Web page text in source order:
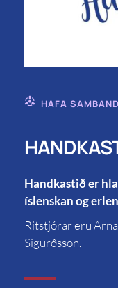
HAFA SAMBAND
Handkastið er
íslenskan og
Ritstjórar eru
Sigurðsson.